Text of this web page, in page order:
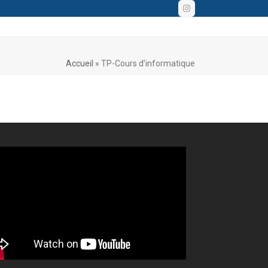
Instagram
Accueil » TP-Cours d’informatique